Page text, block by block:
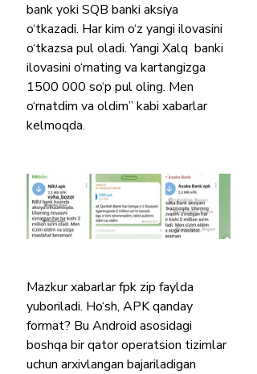
bank yoki SQB banki aksiya
o‘tkazadi. Har kim o‘z yangi ilovasini
o‘tkazsa pul oladi. Yangi Xalq  banki
ilovasini o‘rnating va kartangizga
1500 000 so‘p pul oling. Men
o‘rnatdim va oldim” kabi xabarlar
kelmoqda.
Mazkur xabarlar fpk zip faylda
yuboriladi. Ho‘sh, APK qanday
format? Bu Android asosidagi
boshqa bir qator operatsion tizimlar
uchun arxivlangan bajariladigan